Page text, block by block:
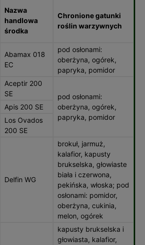
Nazwa
handlowa
środka
Chronione gatunki
roślin warzywnych
Abamax 018
EC
pod osłonami:
oberżyna, ogórek,
papryka, pomidor
Aceptir 200
SE
pod osłonami:
oberżyna, ogórek,
papryka, pomidor
Apis 200 SE
Los Ovados
200 SE
Delfin WG
brokuł, jarmuż,
kalafior, kapusty
brukselska, głowiaste
biała i czerwona,
pekińska, włoska; pod
osłonami: pomidor,
oberżyna, cukinia,
melon, ogórek
kapusty brukselska i
głowiasta, kalafior,